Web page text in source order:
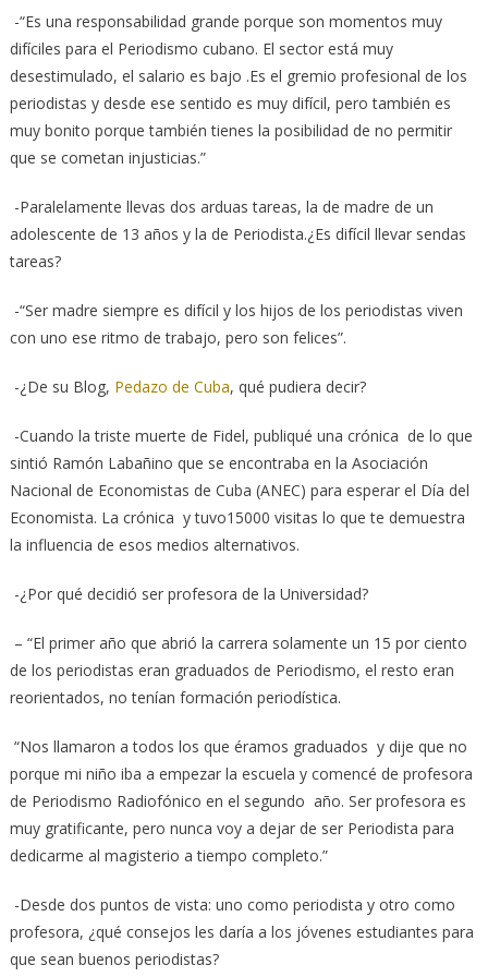
-“Es una responsabilidad grande porque son momentos muy
difíciles para el Periodismo cubano. El sector está muy
desestimulado, el salario es bajo .Es el gremio profesional de los
periodistas y desde ese sentido es muy difícil, pero también es
muy bonito porque también tienes la posibilidad de no permitir
que se cometan injusticias.”
-Paralelamente llevas dos arduas tareas, la de madre de un
adolescente de 13 años y la de Periodista.¿Es difícil llevar sendas
tareas?
-“Ser madre siempre es difícil y los hijos de los periodistas viven
con uno ese ritmo de trabajo, pero son felices”.
-¿De su Blog, Pedazo de Cuba, qué pudiera decir?
-Cuando la triste muerte de Fidel, publiqué una crónica de lo que
sintió Ramón Labañino que se encontraba en la Asociación
Nacional de Economistas de Cuba (ANEC) para esperar el Día del
Economista. La crónica y tuvo15000 visitas lo que te demuestra
la influencia de esos medios alternativos.
-¿Por qué decidió ser profesora de la Universidad?
– “El primer año que abrió la carrera solamente un 15 por ciento
de los periodistas eran graduados de Periodismo, el resto eran
reorientados, no tenían formación periodística.
“Nos llamaron a todos los que éramos graduados y dije que no
porque mi niño iba a empezar la escuela y comencé de profesora
de Periodismo Radiofónico en el segundo año. Ser profesora es
muy gratificante, pero nunca voy a dejar de ser Periodista para
dedicarme al magisterio a tiempo completo.”
-Desde dos puntos de vista: uno como periodista y otro como
profesora, ¿qué consejos les daría a los jóvenes estudiantes para
que sean buenos periodistas?